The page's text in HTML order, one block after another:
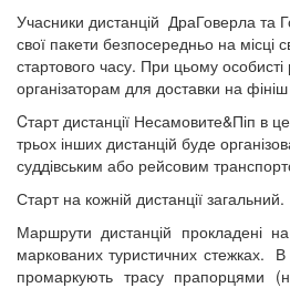
Учасники дистанцій ДраГоверла та
свої пакети безпосередньо на місці
стартового часу. При цьому
організаторам для доставки на фініш
Cтарт дистанції Несамовите&Піп в
трьох інших дистанцій буде
суддівським або рейсовим
Старт на кожній дистанції загальний.
Маршрути дистанцій прокладені
маркованих туристичних стежках. В
промаркують трасу прапорцями